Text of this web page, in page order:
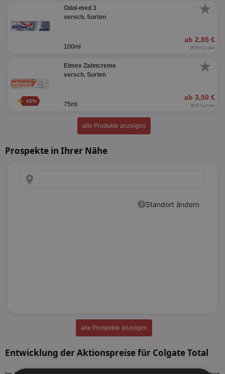
★
Odol-med 3
versch. Sorten
ab 2,85 €
100ml 28,50 € je Liter
★
42%
Elmex Zahncreme
versch. Sorten
ab 3,50 €
75ml 46,67 € je Liter
alle Produkte anzeigen
Prospekte in Ihrer Nähe
alle Prospekte anzeigen
Entwicklung der Aktionspreise für Colgate Total